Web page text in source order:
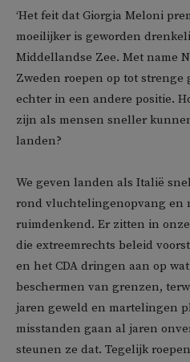
‘Het feit dat Giorgia Meloni
moeilijker is geworden
Middellandse Zee. Met name
Zweden roepen op tot
echter in een andere positie.
zijn als mensen sneller
landen?
We geven landen als Italië
rond vluchtelingenopvang en
ruimdenkend. Er zitten in
die extreemrechts beleid
en het CDA dringen aan op
beschermen van grenzen,
jaren geweld en martelingen
misstanden gaan al jaren
steunen ze dat. Tegelijk